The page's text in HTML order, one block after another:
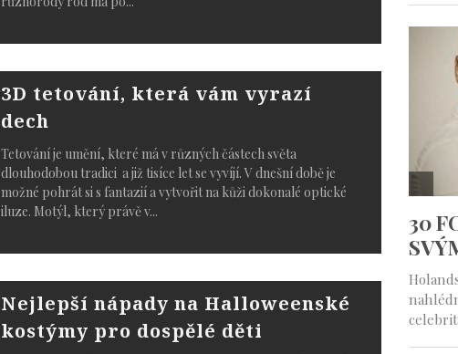
3D tetování, která vám vyrazí
dech
Tetování je umění, které má v různých částech světa
dlouhodobou tradici a již tisíce let se vyvíjí. V dnešní době je
možné pohrát si s fantazií a vytvořit na kůži dokonalé optické
iluze. Motýl, který právě v...
Nejlepší nápady na Halloweenské
kostýmy pro dospělé děti